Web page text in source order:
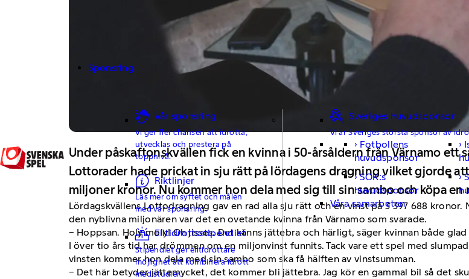
Sponsring
Vår sponsring
Vi ger fler chansen att idrotta,
utvecklas och prestera på
toppnivå.
Riktlinjer
Läs mer om syftet och målen
med vår sponsring.
Elitidrottsstipendiet
Stipendiet ger elitidrottare
möjlighet att kombinera idrott
med studier.
Sveriges huvudsponsor
Vi är Sveriges största sponsor av
Fotbollens
huvudsponsor
SOK:s
huvudsponsor
Våra samarbeten
Under påskaftonskvällen fick en kvinna i 50-årsåldern från Värnamo ett
Lottorader hade prickat in sju rätt på lördagens dragning vilket gjorde
miljoner kronor. Nu kommer hon dela med sig till sin sambo och köpa en
Lördagskvällens Lottodragning gav en rad alla sju rätt och en vinst på 3 397 688
den nyblivna miljonären var det en ovetande kvinna från Värnamo som svarade.
− Hoppsan. Holy moly! Oh jisses. Det känns jättebra och härligt, säger kvinnan både
I över tio års tid har drömmen om en miljonvinst funnits. Tack vare ett spel med
vinsten kommer hon dela med sin sambo som ska få hälften av vinstsumman.
− Det här betyder jättemycket, det kommer bli jättebra. Jag kör en gammal bil så det